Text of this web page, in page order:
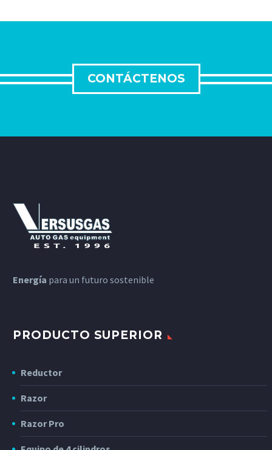
CONTÁCTENOS
Energía para un futuro sostenible
PRODUCTO SUPERIOR
Reductor
Razor
Razor Pro